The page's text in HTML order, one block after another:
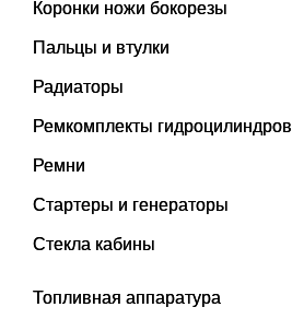
Коронки ножи бокорезы
Пальцы и втулки
Радиаторы
Ремкомплекты гидроцилиндров
Ремни
Стартеры и генераторы
Стекла кабины
Топливная аппаратура